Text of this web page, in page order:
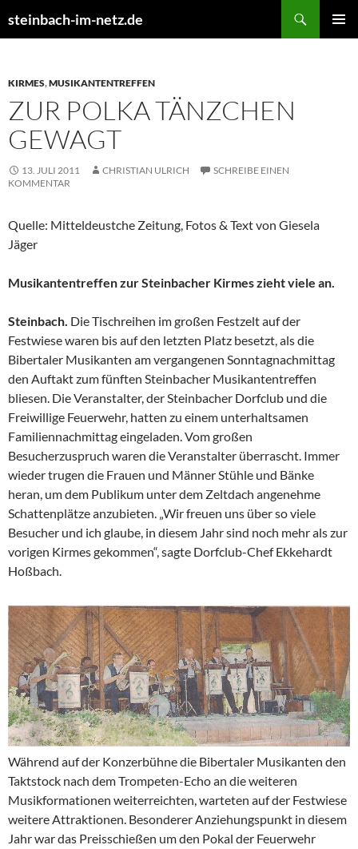
steinbach-im-netz.de
KIRMES,MUSIKANTENTREFFEN
ZUR POLKA TÄNZCHEN
GEWAGT
13. JULI 2011 CHRISTIAN ULRICH
SCHREIBE EINEN
KOMMENTAR
Quelle: Mitteldeustche Zeitung, Fotos & Text von Giesela
Jäger
Musikantentreffen zur Steinbacher Kirmes zieht viele an.
Steinbach. Die Tischreihen im großen Festzelt auf der
Festwiese waren bis auf den letzten Platz besetzt, als die
Bibertaler Musikanten am vergangenen Sonntagnachmittag
den Auftakt zum fünften Steinbacher Musikantentreffen
bliesen. Die Veranstalter, der Steinbacher Dorfclub und die
Freiwillige Feuerwehr, hatten zu einem unterhaltsamen
Familiennachmittag eingeladen. Vom großen
Besucherzuspruch waren die Veranstalter überrascht. Immer
wieder trugen die Frauen und Männer Stühle und Bänke
heran, um dem Publikum unter dem Zeltdach angenehme
Schattenplätze anzubieten. „Wir freuen uns über so viele
Besucher und ich glaube, in diesem Jahr sind noch mehr als zur
vorigen Kirmes gekommen“, sagte Dorfclub-Chef Ekkehardt
Hoßbach.
Während auf der Konzerbühne die Bibertaler Musikanten den
Taktstock nach dem Trompeten-Echo an die weiteren
Musikformationen weiterreichten, warteten auf der Festwiese
weitere Attraktionen. Besonderer Anziehungspunkt in diesem
Jahr war das Preisschießen um den Pokal der Feuerwehr